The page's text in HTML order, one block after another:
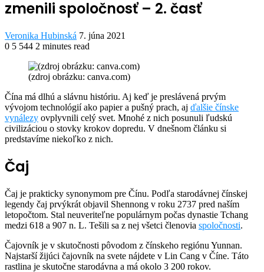
zmenili spoločnosť – 2. časť
Veronika Hubinská Send
an
7. júna 2021
0 5 544 2 minutes read
(zdroj obrázku: canva.com)
Čína má dlhú a slávnu históriu. Aj keď je preslávená prvým
vývojom technológií ako papier a pušný prach, aj ďalšie čínske
vynálezy ovplyvnili celý svet. Mnohé z nich posunuli ľudskú
civilizáciou o stovky krokov dopredu. V dnešnom článku si
predstavíme niekoľko z nich.
Čaj
Čaj je prakticky synonymom pre Čínu. Podľa starodávnej čínskej
legendy čaj prvýkrát objavil Shennong v roku 2737 pred naším
letopočtom. Stal neuveriteľne populárnym počas dynastie Tchang
medzi 618 a 907 n. L. Tešili sa z nej všetci členovia spoločnosti.
Čajovník je v skutočnosti pôvodom z čínskeho regiónu Yunnan.
Najstarší žijúci čajovník na svete nájdete v Lin Cang v Číne. Táto
rastlina je skutočne starodávna a má okolo 3 200 rokov.